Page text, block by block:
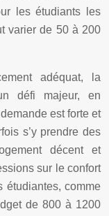
les étudiants les
varier de 50 à 200
adéquat, la
défi majeur, en
est forte et
s’y prendre des
décent et
sur le confort
étudiantes, comme
de 800 à 1200